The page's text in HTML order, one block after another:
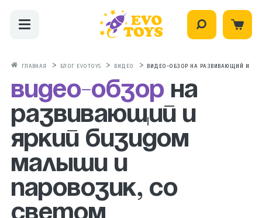
ГЛАВНАЯ БЛОГ EVOTOYS ВИДЕО ВИДЕО-ОБЗОР НА РАЗВИВАЮЩИЙ И
Видео-обзорна
развивающий и
яркий бизидом
Малыши и
паровозик, со